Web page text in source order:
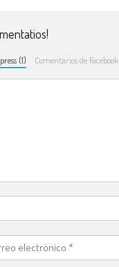
(1) Comentarios de Facebook